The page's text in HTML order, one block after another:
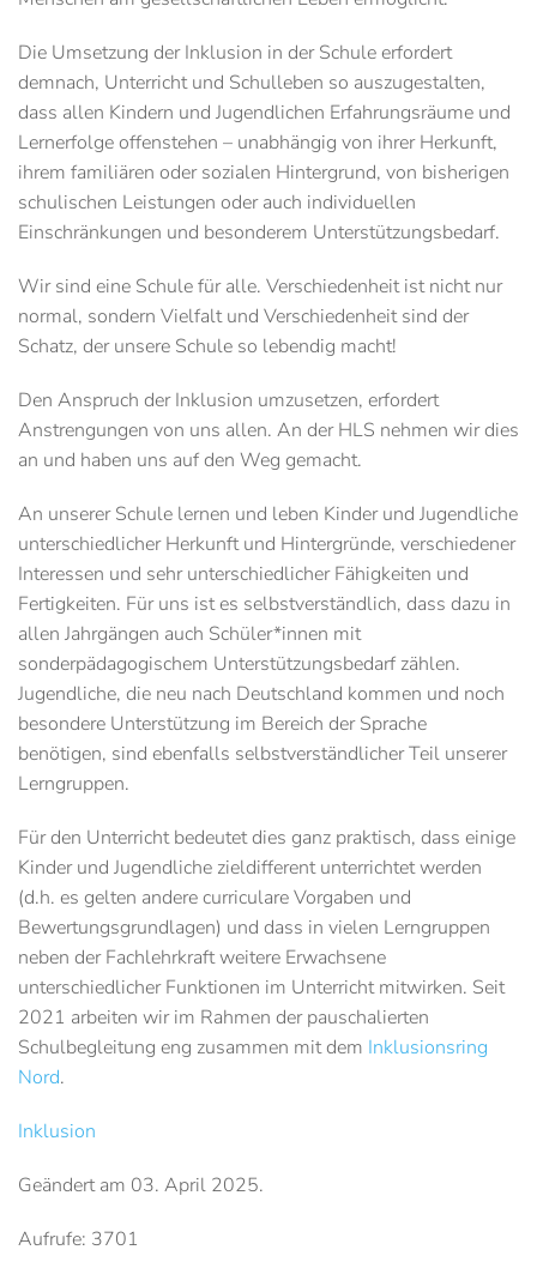
Die Umsetzung der Inklusion in der Schule erfordert
demnach, Unterricht und Schulleben so auszugestalten,
dass allen Kindern und Jugendlichen Erfahrungsräume und
Lernerfolge offenstehen – unabhängig von ihrer Herkunft,
ihrem familiären oder sozialen Hintergrund, von bisherigen
schulischen Leistungen oder auch individuellen
Einschränkungen und besonderem Unterstützungsbedarf.
Wir sind eine Schule für alle. Verschiedenheit ist nicht nur
normal, sondern Vielfalt und Verschiedenheit sind der
Schatz, der unsere Schule so lebendig macht!
Den Anspruch der Inklusion umzusetzen, erfordert
Anstrengungen von uns allen. An der HLS nehmen wir dies
an und haben uns auf den Weg gemacht.
An unserer Schule lernen und leben Kinder und Jugendliche
unterschiedlicher Herkunft und Hintergründe, verschiedener
Interessen und sehr unterschiedlicher Fähigkeiten und
Fertigkeiten. Für uns ist es selbstverständlich, dass dazu in
allen Jahrgängen auch Schüler*innen mit
sonderpädagogischem Unterstützungsbedarf zählen.
Jugendliche, die neu nach Deutschland kommen und noch
besondere Unterstützung im Bereich der Sprache
benötigen, sind ebenfalls selbstverständlicher Teil unserer
Lerngruppen.
Für den Unterricht bedeutet dies ganz praktisch, dass einige
Kinder und Jugendliche zieldifferent unterrichtet werden
(d.h. es gelten andere curriculare Vorgaben und
Bewertungsgrundlagen) und dass in vielen Lerngruppen
neben der Fachlehrkraft weitere Erwachsene
unterschiedlicher Funktionen im Unterricht mitwirken. Seit
2021 arbeiten wir im Rahmen der pauschalierten
Schulbegleitung eng zusammen mit dem Inklusionsring
Nord.
Inklusion
Geändert am 03. April 2025.
Aufrufe: 3701